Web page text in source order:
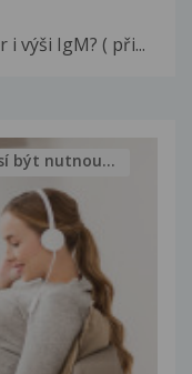
výši IgM? ( při...
být nutnou...